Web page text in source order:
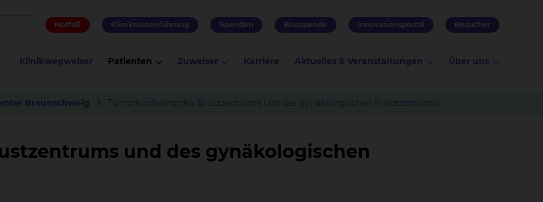
Notfall Klinikroutenführung Spenden Blutspende Innovationsportal Besucher
Klinikwegweiser Patienten Zuweiser Karriere Aktuelles & Veranstaltungen Über uns
Braunschweig Tumorkonferenz des Brustzentrums und des gynäkologischen Krebszentrums
und des gynäkologischen